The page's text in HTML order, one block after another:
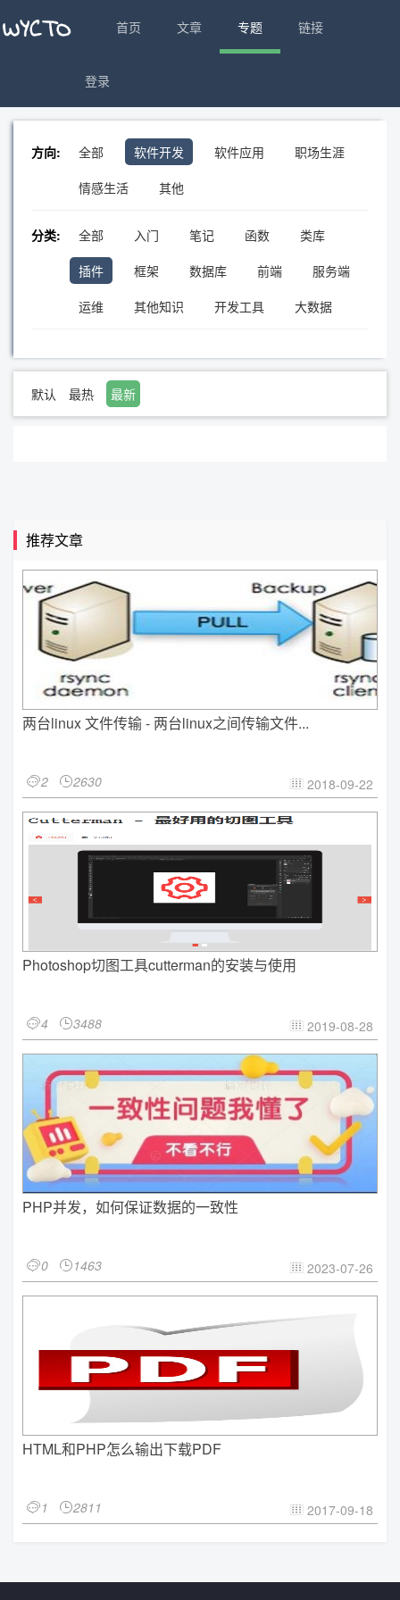
首页 文章 专题 链接
登录
方向: 全部 软件开发 软件应用
职场生涯
情感生活
其他
分类: 全部 入门 笔记 函数
类库
插件
框架 数据库 前端
服务端
运维
其他知识 开发工具 大数据
默认 最热 最新
推荐文章
两台linux 文件传输 - 两台linux之间传输文件...
2 2630  2018-09-22
Photoshop切图工具cutterman的安装与使用
4 3488  2019-08-28
PHP并发，如何保证数据的一致性
0 1463  2023-07-26
HTML和PHP怎么输出下载PDF
1 2811  2017-09-18